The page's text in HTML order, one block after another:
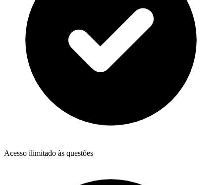
Acesso ilimitado às questões